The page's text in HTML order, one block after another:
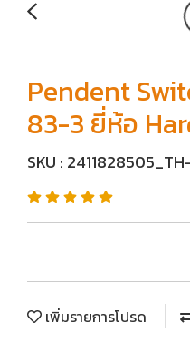
Pendent
83-3 ยี่ห้อ
SKU :
เพิ่มรายการโปรด